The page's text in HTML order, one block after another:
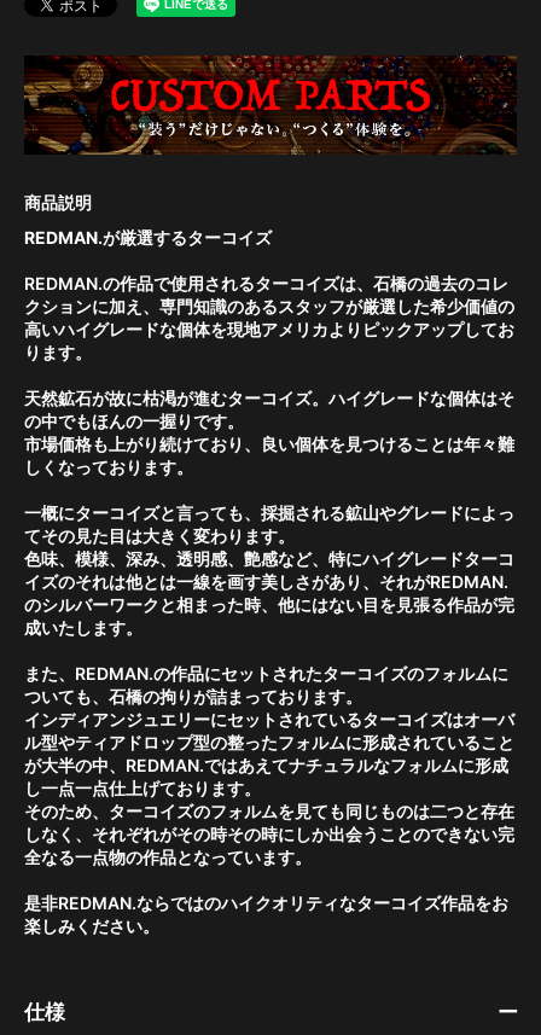
REDMAN.が厳選するターコイズ
REDMAN.の作品で使用されるターコイズは、石橋の過去のコレ
クションに加え、専門知識のあるスタッフが厳選した希少価値の
高いハイグレードな個体を現地アメリカよりピックアップしてお
ります。
天然鉱石が故に枯渇が進むターコイズ。ハイグレードな個体はそ
の中でもほんの一握りです。
市場価格も上がり続けており、良い個体を見つけることは年々難
しくなっております。
一概にターコイズと言っても、採掘される鉱山やグレードによっ
てその見た目は大きく変わります。
色味、模様、深み、透明感、艶感など、特にハイグレードターコ
イズのそれは他とは一線を画す美しさがあり、それがREDMAN.
のシルバーワークと相まった時、他にはない目を見張る作品が完
成いたします。
また、REDMAN.の作品にセットされたターコイズのフォルムに
ついても、石橋の拘りが詰まっております。
インディアンジュエリーにセットされているターコイズはオーバ
ル型やティアドロップ型の整ったフォルムに形成されていること
が大半の中、REDMAN.ではあえてナチュラルなフォルムに形成
し一点一点仕上げております。
そのため、ターコイズのフォルムを見ても同じものは二つと存在
しなく、それぞれがその時その時にしか出会うことのできない完
全なる一点物の作品となっています。
是非REDMAN.ならではのハイクオリティなターコイズ作品をお
楽しみください。
仕様